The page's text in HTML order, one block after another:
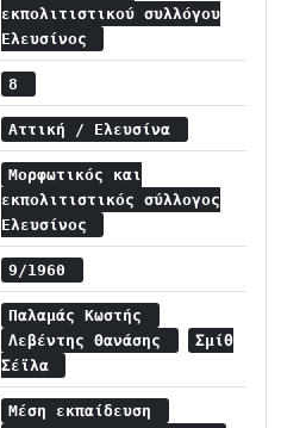
εκπολιτιστικού συλλόγου
Ελευσίνος
8
Αττική / Ελευσίνα
Μορφωτικός και
εκπολιτιστικός σύλλογος
Ελευσίνος
9/1960
Παλαμάς Κωστής
Λεβέντης Θανάσης
Σμίθ
Σέϊλα
Μέση εκπαίδευση